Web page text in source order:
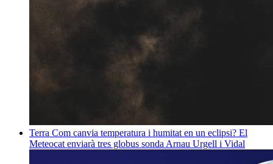
Terra Com canvia temperatura i humitat en un eclipsi? El
Meteocat enviarà tres globus sonda Arnau Urgell i Vidal